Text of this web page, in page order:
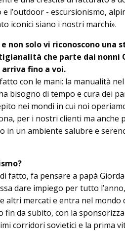
e l’outdoor - escursionismo,
iconici siano i nostri marchi».
non solo vi riconoscono
che parte dai nonni
fino a voi.
con le ma­ni: la manualità
bisogno di tempo e cura dei
nei mondi in cui noi
per i nostri clienti ma anche
in un ambiente salubre e
fatto, fa pensare a papà
dare impiego per tutto
altri mercati e entra nel mondo
fin da subito, con la
corridori sovietici e la prima